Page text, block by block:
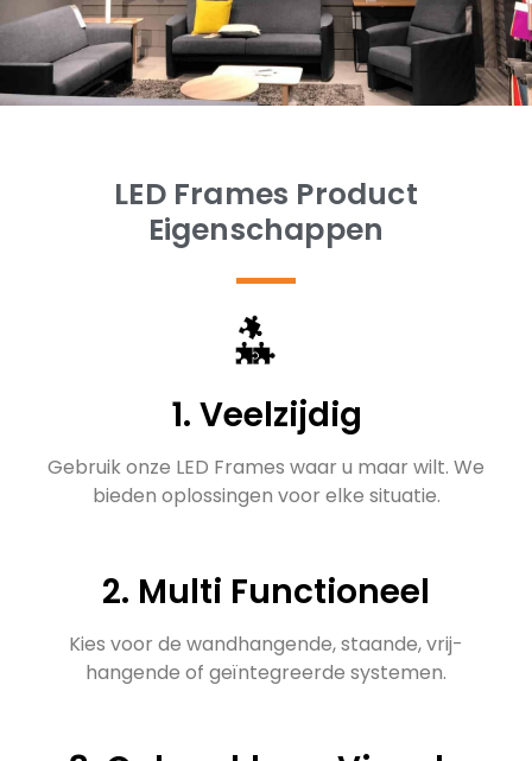
LED Frames Product
Eigenschappen
1. Veelzijdig
Gebruik onze LED Frames waar u maar wilt. We
bieden oplossingen voor elke situatie.
2. Multi Functioneel
Kies voor de wandhangende, staande, vrij-
hangende of geïntegreerde systemen.